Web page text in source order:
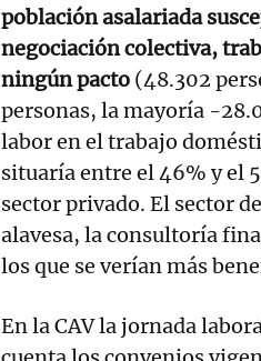
población asalariada
negociación colectiva,
ningún pacto (48.302
personas, la mayoría -
labor en el trabajo
situaría entre el 46% y el
sector privado. El sector
alavesa, la consultoría
los que se verían más
En la CAV la jornada